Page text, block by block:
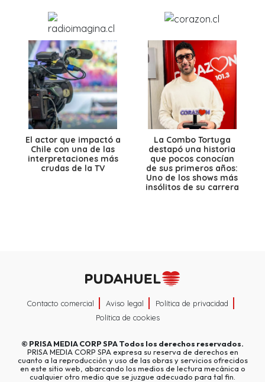
El actor que impactó a
Chile con una de las
interpretaciones más
crudas de la TV
La Combo Tortuga
destapó una historia
que pocos conocían
de sus primeros años:
Uno de los shows más
insólitos de su carrera
Contacto comercial Aviso legal
Política de privacidad
Política de cookies
© PRISA MEDIA CORP SPATodos los derechos reservados.
PRISA MEDIA CORP SPA expresa su reserva de derechos en
cuanto a la reproducción y uso de las obras y servicios ofrecidos
en este sitio web, abarcando los medios de lectura mecánica o
cualquier otro medio que se juzgue adecuado para tal fin.